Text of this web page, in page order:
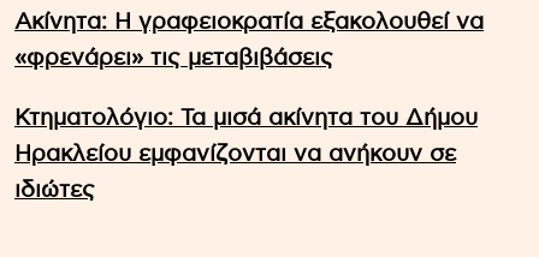
Ακίνητα: Η γραφειοκρατία εξακολουθεί να
«φρενάρει» τις μεταβιβάσεις
Κτηματολόγιο: Τα μισά ακίνητα του Δήμου
Ηρακλείου εμφανίζονται να ανήκουν σε
ιδιώτες